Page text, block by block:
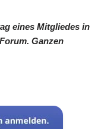
eines Mitgliedes in
Ganzen